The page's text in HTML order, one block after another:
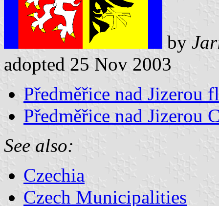
by
adopted 25 Nov 2003
Předměřice nad Jizerou
Předměřice nad Jizerou
See also:
Czechia
Czech Municipalities